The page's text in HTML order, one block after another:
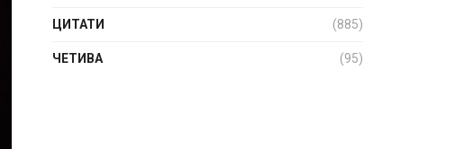
ЦИТАТИ (885)
ЧЕТИВА (95)